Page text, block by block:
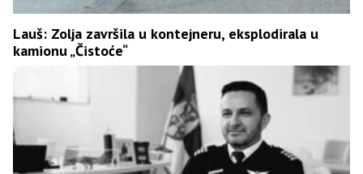
Lauš: Zolja završila u kontejneru, eksplodirala u
kamionu „Čistoće“